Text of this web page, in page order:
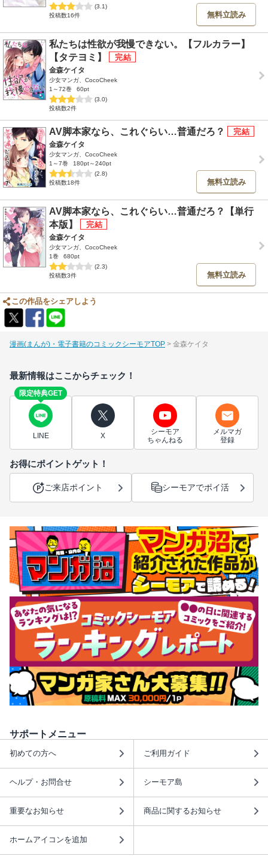
(3.1)
投稿数16件
無料立読み
私たちは性欲が我慢できない。【フルカラー】
【タテヨミ】
金森ケイタ
少女マンガ、CocoCheek
1～72巻
60pt
(3.0)
投稿数2件
AV脚本家なら、これぐらい…普通だろ？
金森ケイタ
少女マンガ、CocoCheek
1～7巻
180pt～240pt
(2.8)
投稿数18件
無料立読み
AV脚本家なら、これぐらい…普通だろ？【単行
本版】
金森ケイタ
少女マンガ、CocoCheek
1巻
680pt
(2.3)
投稿数3件
無料立読み
この作品をシェアしよう
漫画(まんが)・電子書籍のコミックシーモアTOP 金森ケイタ
最新情報はここからチェック！
限定特典GET
LINE X
シーモア
ちゃんねる
メルマガ
登録
お得にポイントゲット！
ご来店ポイント シーモアでポイ活
サポートメニュー
初めての方へ ご利用ガイド
ヘルプ・お問合せ シーモア島
重要なお知らせ 商品に関するお知らせ
ホームアイコンを追加